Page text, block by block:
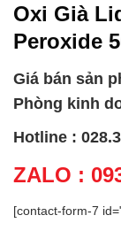
Oxi Già
Peroxide
Giá bán sản
Phòng kinh
Hotline :
ZALO :
[contact-form-7